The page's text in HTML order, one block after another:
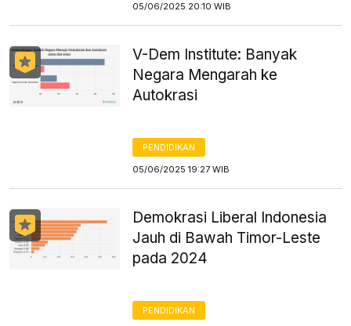
05/06/2025 20:10 WIB
V-Dem Institute: Banyak
Negara Mengarah ke
Autokrasi
PENDIDIKAN
05/06/2025 19:27 WIB
Demokrasi Liberal Indonesia
Jauh di Bawah Timor-Leste
pada 2024
PENDIDIKAN